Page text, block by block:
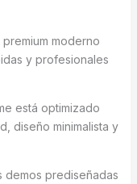
premium moderno
y profesionales
está optimizado
diseño minimalista y
demos prediseñadas